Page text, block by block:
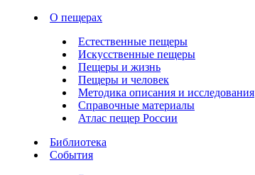
О пещерах
Естественные пещеры
Искусственные пещеры
Пещеры и жизнь
Пещеры и человек
Методика описания и исследования
Справочные материалы
Атлас пещер России
Библиотека
События